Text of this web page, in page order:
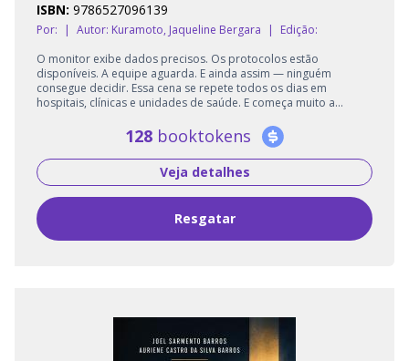
ISBN: 9786527096139
Por: | Autor: Kuramoto, Jaqueline Bergara |
Edição:
O monitor exibe dados precisos. Os protocolos estão
disponíveis. A equipe aguarda. E ainda assim — ninguém
consegue decidir. Essa cena se repete todos os dias em
hospitais, clínicas e unidades de saúde. E começa muito a...
128 booktokens
Veja detalhes
Resgatar